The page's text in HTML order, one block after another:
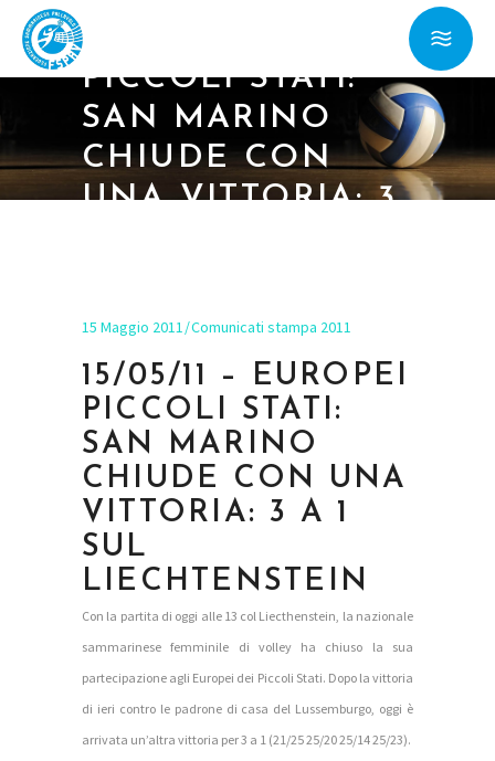
EUROPEI
PICCOLI STATI:
SAN MARINO
CHIUDE CON
UNA VITTORIA: 3
15 Maggio 2011 Comunicati stampa 2011
15/05/11 – EUROPEI
PICCOLI STATI:
SAN MARINO
CHIUDE CON UNA
VITTORIA: 3 A 1
SUL
LIECHTENSTEIN
Con la partita di oggi alle 13 col Liecthenstein, la nazionale
sammarinese femminile di volley ha chiuso la sua
partecipazione agli Europei dei Piccoli Stati. Dopo la vittoria
di ieri contro le padrone di casa del Lussemburgo, oggi è
arrivata un’altra vittoria per 3 a 1 (21/25 25/20 25/14 25/23).